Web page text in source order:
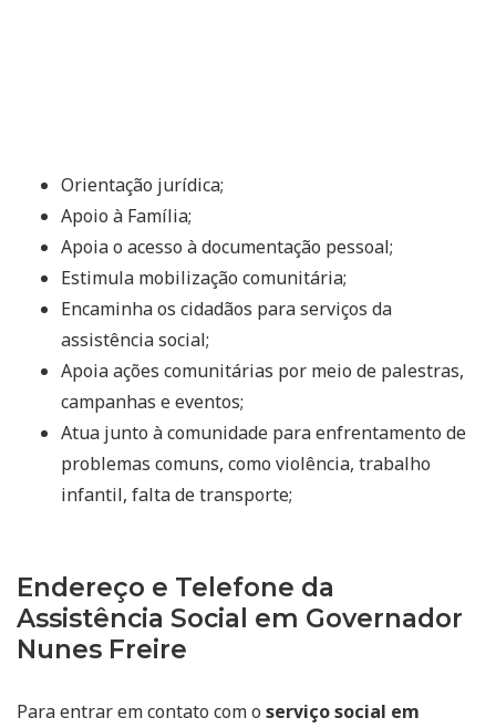
Orientação jurídica;
Apoio à Família;
Apoia o acesso à documentação pessoal;
Estimula mobilização comunitária;
Encaminha os cidadãos para serviços da
assistência social;
Apoia ações comunitárias por meio de palestras,
campanhas e eventos;
Atua junto à comunidade para enfrentamento de
problemas comuns, como violência, trabalho
infantil, falta de transporte;
Endereço e Telefone da
Assistência Social em Governador
Nunes Freire
Para entrar em contato com o serviço social em